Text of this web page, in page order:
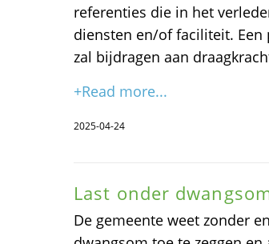
referenties die in het
diensten en/of faciliteit. Een
zal bijdragen aan
+Read more...
2025-04-24
Last onder
De gemeente weet zonder